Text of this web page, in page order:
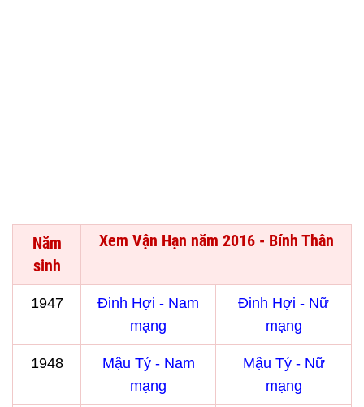
Năm
sinh
Xem Vận Hạn năm 2016 - Bính Thân
1947
Đinh Hợi - Nam
mạng
Đinh Hợi - Nữ
mạng
1948
Mậu Tý - Nam
mạng
Mậu Tý - Nữ
mạng